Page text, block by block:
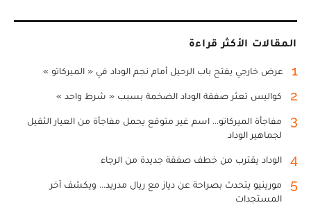
المقالات الأكثر قراءة
1 عرض خارجي يفتح باب الرحيل أمام نجم الوداد في « الميركاتو »
2 كواليس تعثر صفقة الوداد الضخمة بسبب « شرط واحد »
3
مفاجأة الميركاتو... اسم غير متوقع يحمل مفاجأة من العيار الثقيل
لجماهير الوداد
4 الوداد يقترب من خطف صفقة جديدة من الرجاء
5
مورينيو يتحدث بصراحة عن دياز مع ريال مدريد... ويكشف آخر
المستجدات